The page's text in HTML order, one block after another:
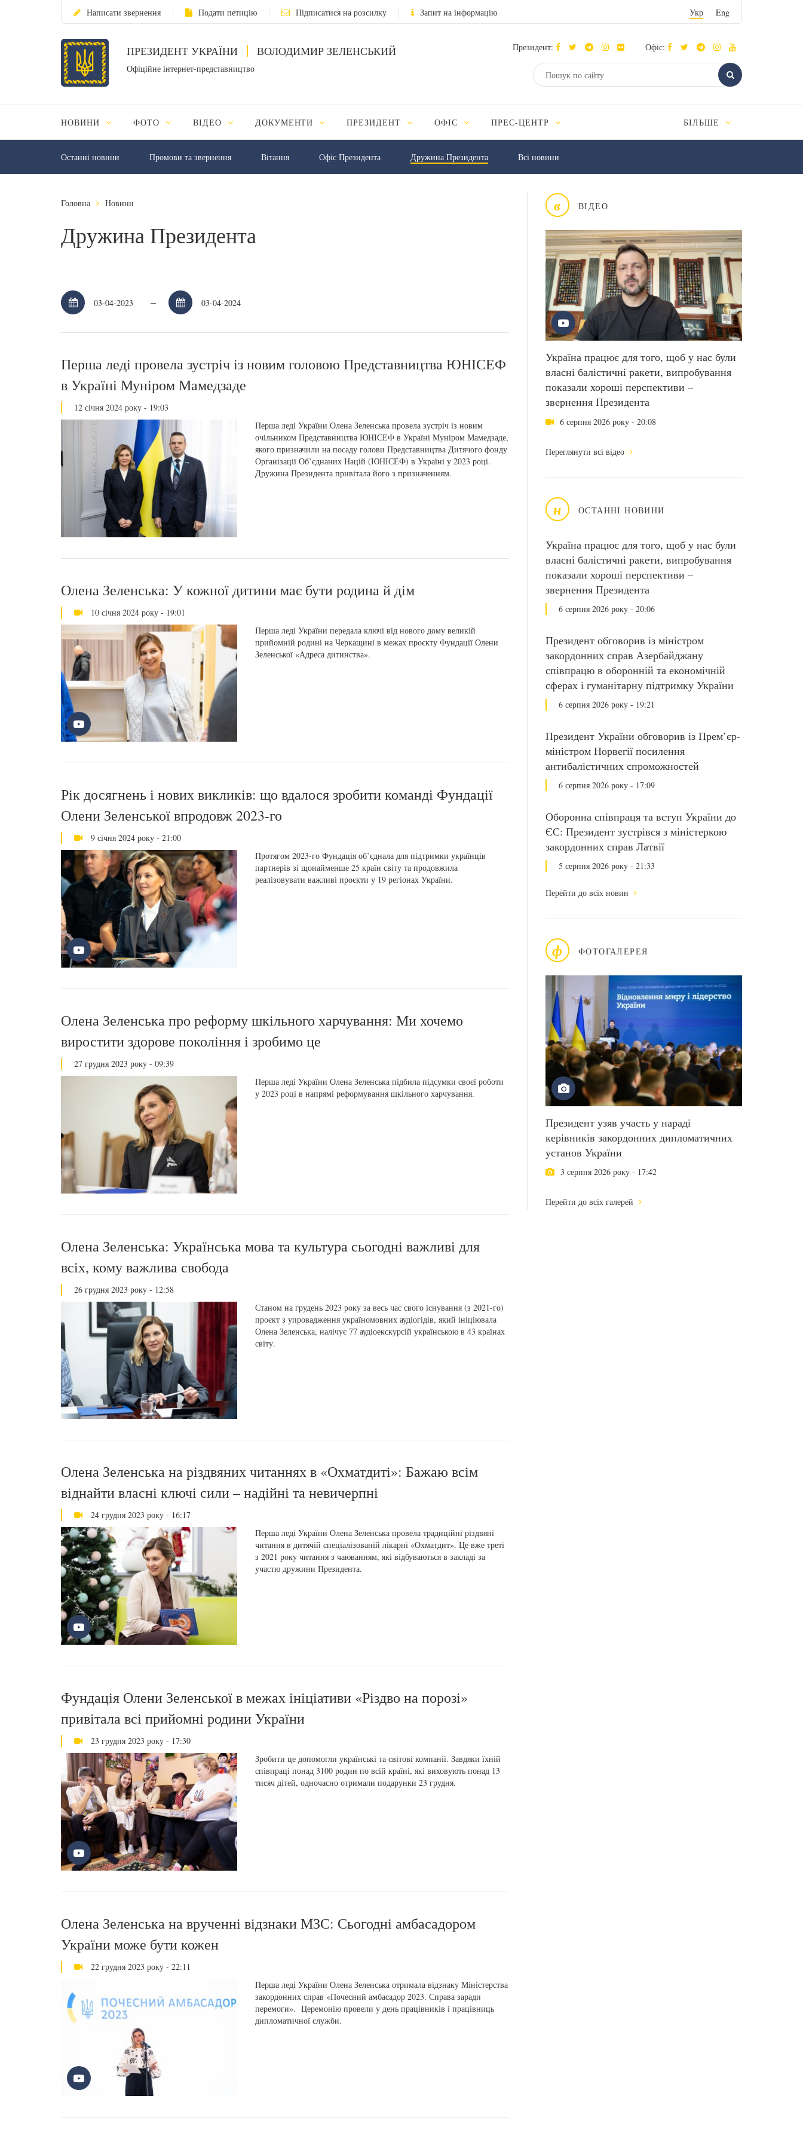
Написати звернення Подати петицію Підписатися на розсилку Запит на інформацію Укр Eng
ПРЕЗИДЕНТ УКРАЇНИ ВОЛОДИМИР ЗЕЛЕНСЬКИЙ
Офіційне інтернет-представництво
Президент: Офіс:
НОВИНИ ФОТО ВІДЕО ДОКУМЕНТИ ПРЕЗИДЕНТ ОФІС ПРЕС-ЦЕНТР БІЛЬШЕ
Останні новини Промови та звернення Вiтання Офіс Президента Дружина Президента Всі новини
в ВІДЕО
Україна працює для того, щоб у нас були
власні балістичні ракети, випробування
показали хороші перспективи –
звернення Президента
6 серпня 2026 року - 20:08
Переглянути всі відео
н ОСТАННІ НОВИНИ
Україна працює для того, щоб у нас були
власні балістичні ракети, випробування
показали хороші перспективи –
звернення Президента
6 серпня 2026 року - 20:06
Президент обговорив із міністром
закордонних справ Азербайджану
співпрацю в оборонній та економічній
сферах і гуманітарну підтримку України
6 серпня 2026 року - 19:21
Президент України обговорив із Прем’єр-
міністром Норвегії посилення
антибалістичних спроможностей
6 серпня 2026 року - 17:09
Оборонна співпраця та вступ України до
ЄС: Президент зустрівся з міністеркою
закордонних справ Латвії
5 серпня 2026 року - 21:33
Перейти до всіх новин
ф ФОТОГАЛЕРЕЯ
Президент узяв участь у нараді
керівників закордонних дипломатичних
установ України
3 серпня 2026 року - 17:42
Перейти до всіх галерей
Головна Новини
Дружина Президента
–
Перша леді провела зустріч із новим головою Представництва ЮНІСЕФ
в Україні Муніром Мамедзаде
12 січня 2024 року - 19:03
Перша леді України Олена Зеленська провела зустріч із новим
очільником Представництва ЮНІСЕФ в Україні Муніром Мамедзаде,
якого призначили на посаду голови Представництва Дитячого фонду
Організації Об’єднаних Націй (ЮНІСЕФ) в Україні у 2023 році.
Дружина Президента привітала його з призначенням.
Олена Зеленська: У кожної дитини має бути родина й дім
10 січня 2024 року - 19:01
Перша леді України передала ключі від нового дому великій
прийомній родині на Черкащині в межах проєкту Фундації Олени
Зеленської «Адреса дитинства».
Рік досягнень і нових викликів: що вдалося зробити команді Фундації
Олени Зеленської впродовж 2023-го
9 січня 2024 року - 21:00
Протягом 2023-го Фундація об’єднала для підтримки українців
партнерів зі щонайменше 25 країн світу та продовжила
реалізовувати важливі проєкти у 19 регіонах України.
Олена Зеленська про реформу шкільного харчування: Ми хочемо
виростити здорове покоління і зробимо це
27 грудня 2023 року - 09:39
Перша леді України Олена Зеленська підбила підсумки своєї роботи
у 2023 році в напрямі реформування шкільного харчування.
Олена Зеленська: Українська мова та культура сьогодні важливі для
всіх, кому важлива свобода
26 грудня 2023 року - 12:58
Станом на грудень 2023 року за весь час свого існування (з 2021-го)
проєкт з упровадження україномовних аудіогідів, який ініціювала
Олена Зеленська, налічує 77 аудіоекскурсій українською в 43 країнах
світу.
Олена Зеленська на різдвяних читаннях в «Охматдиті»: Бажаю всім
віднайти власні ключі сили – надійні та невичерпні
24 грудня 2023 року - 16:17
Перша леді України Олена Зеленська провела традиційні різдвяні
читання в дитячій спеціалізованій лікарні «Охматдит». Це вже треті
з 2021 року читання з чаюванням, які відбуваються в закладі за
участю дружини Президента.
Фундація Олени Зеленської в межах ініціативи «Різдво на порозі»
привітала всі прийомні родини України
23 грудня 2023 року - 17:30
Зробити це допомогли українські та світові компанії. Завдяки їхній
співпраці понад 3100 родин по всій країні, які виховують понад 13
тисяч дітей, одночасно отримали подарунки 23 грудня.
Олена Зеленська на врученні відзнаки МЗС: Сьогодні амбасадором
України може бути кожен
22 грудня 2023 року - 22:11
Перша леді України Олена Зеленська отримала відзнаку Міністерства
закордонних справ «Почесний амбасадор 2023. Справа заради
перемоги». Церемонію провели у день працівників і працівниць
дипломатичної служби.